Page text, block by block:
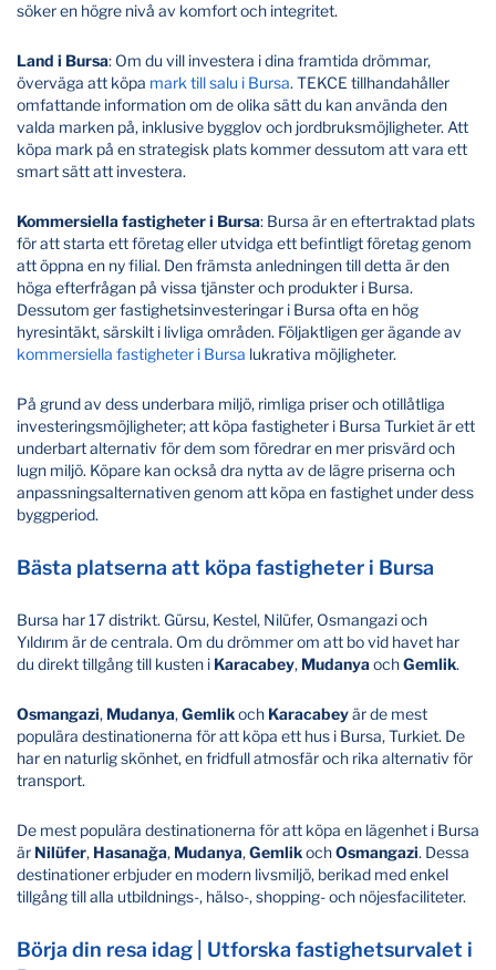
söker en högre nivå av komfort och integritet.
Land i Bursa: Om du vill investera i dina framtida drömmar,
överväga att köpa mark till salu i Bursa. TEKCE tillhandahåller
omfattande information om de olika sätt du kan använda den
valda marken på, inklusive bygglov och jordbruksmöjligheter. Att
köpa mark på en strategisk plats kommer dessutom att vara ett
smart sätt att investera.
Kommersiella fastigheter i Bursa: Bursa är en eftertraktad plats
för att starta ett företag eller utvidga ett befintligt företag genom
att öppna en ny filial. Den främsta anledningen till detta är den
höga efterfrågan på vissa tjänster och produkter i Bursa.
Dessutom ger fastighetsinvesteringar i Bursa ofta en hög
hyresintäkt, särskilt i livliga områden. Följaktligen ger ägande av
kommersiella fastigheter i Bursa lukrativa möjligheter.
På grund av dess underbara miljö, rimliga priser och otillåtliga
investeringsmöjligheter; att köpa fastigheter i Bursa Turkiet är ett
underbart alternativ för dem som föredrar en mer prisvärd och
lugn miljö. Köpare kan också dra nytta av de lägre priserna och
anpassningsalternativen genom att köpa en fastighet under dess
byggperiod.
Bästa platserna att köpa fastigheter i Bursa
Bursa har 17 distrikt. Gürsu, Kestel, Nilüfer, Osmangazi och
Yıldırım är de centrala. Om du drömmer om att bo vid havet har
du direkt tillgång till kusten i Karacabey, MudanyaochGemlik.
Osmangazi, Mudanya,Gemlikoch Karacabeyär de mest
populära destinationerna för att köpa ett hus i Bursa, Turkiet. De
har en naturlig skönhet, en fridfull atmosfär och rika alternativ för
transport.
De mest populära destinationerna för att köpa en lägenhet i Bursa
är Nilüfer, Hasanağa, Mudanya,GemlikochOsmangazi. Dessa
destinationer erbjuder en modern livsmiljö, berikad med enkel
tillgång till alla utbildnings-, hälso-, shopping- och nöjesfaciliteter.
Börja din resa idag | Utforska fastighetsurvalet i